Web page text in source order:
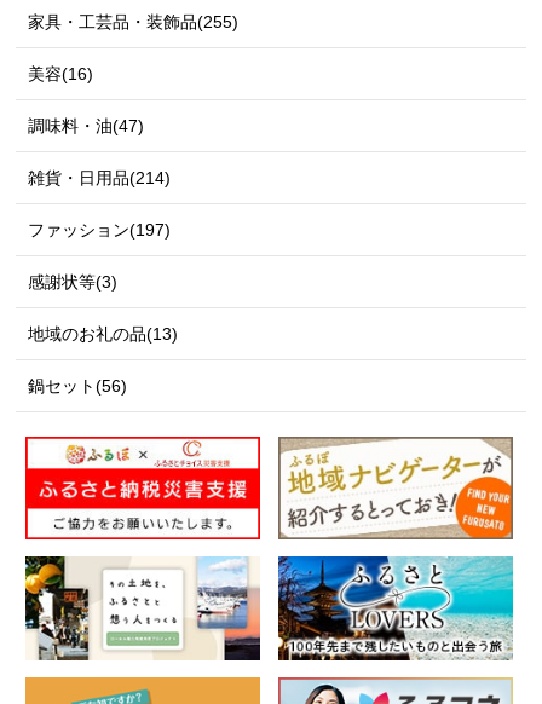
家具・工芸品・装飾品(255)
美容(16)
調味料・油(47)
雑貨・日用品(214)
ファッション(197)
感謝状等(3)
地域のお礼の品(13)
鍋セット(56)